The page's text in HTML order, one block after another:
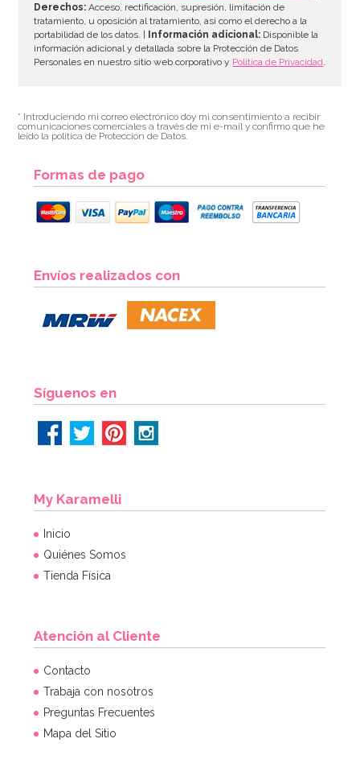
Derechos: Acceso, rectificación, supresión, limitación de
tratamiento, u oposición al tratamiento, así como el derecho a la
portabilidad de los datos. |
Información adicional: Disponible la
información adicional y detallada sobre la Protección de Datos
Personales en nuestro sitio web corporativo y Política de Privacidad.
* Introduciendo mi correo electrónico doy mi consentimiento a recibir
comunicaciones comerciales a través de mi e-mail y confirmo que he
leído la política de Protección de Datos.
Formas de pago
Envíos realizados con
Síguenos en
My Karamelli
Inicio
Quiénes Somos
Tienda Física
Atención al Cliente
Contacto
Trabaja con nosotros
Preguntas Frecuentes
Mapa del Sitio